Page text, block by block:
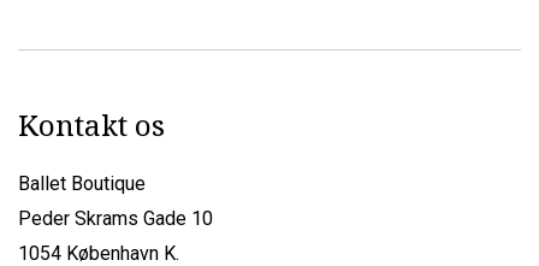
Kontakt os
Ballet Boutique
Peder Skrams Gade 10
1054 København K.